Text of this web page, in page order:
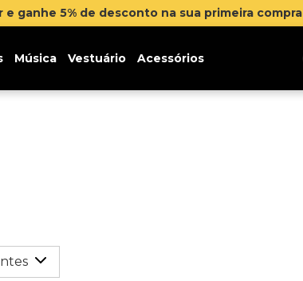
ganhe 5% de desconto na sua primeira compra
Música Vestuário Acessórios